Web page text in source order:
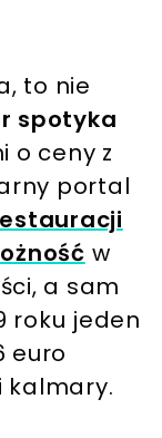
to nie
spotyka
o ceny z
portal
w
a sam
roku jeden
euro
kalmary.